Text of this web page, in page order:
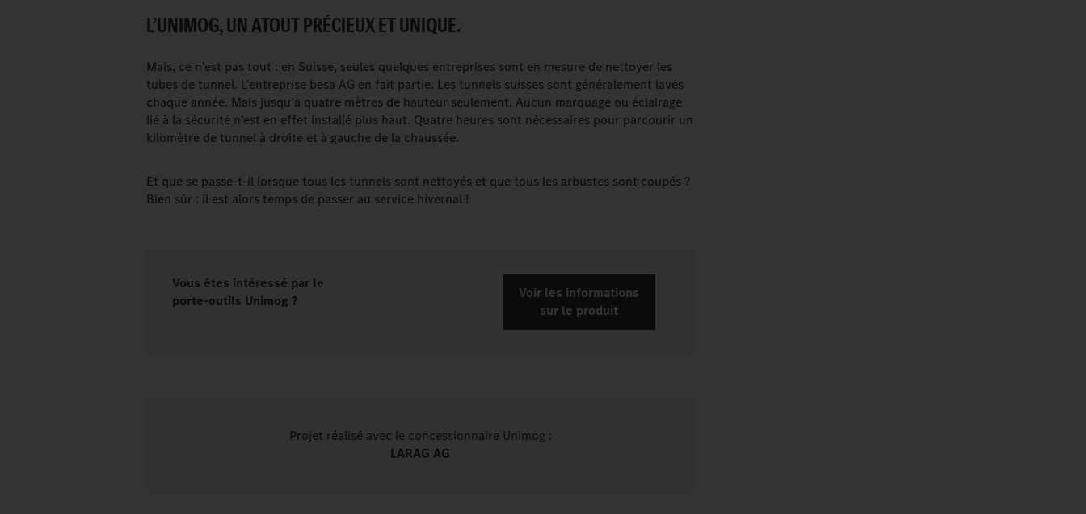
L’UNIMOG, UN ATOUT PRÉCIEUX ET UNIQUE.
Mais, ce n’est pas tout : en Suisse, seules quelques entreprises sont en mesure de nettoyer les
tubes de tunnel. L’entreprise besa AG en fait partie. Les tunnels suisses sont généralement lavés
chaque année. Mais jusqu’à quatre mètres de hauteur seulement. Aucun marquage ou éclairage
lié à la sécurité n’est en effet installé plus haut. Quatre heures sont nécessaires pour parcourir un
kilomètre de tunnel à droite et à gauche de la chaussée.
Et que se passe-t-il lorsque tous les tunnels sont nettoyés et que tous les arbustes sont coupés ?
Bien sûr : il est alors temps de passer au service hivernal !
Vous êtes intéressé par le
porte-outils Unimog ?
Voir les informations
sur le produit
Projet réalisé avec le concessionnaire Unimog :
LARAG AG